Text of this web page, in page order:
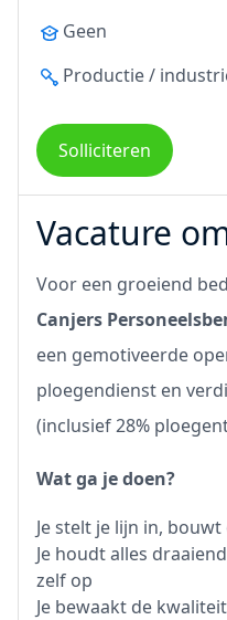
Geen
Productie /
Solliciteren
Vacature
Voor een groeiend
Canjers
een gemotiveerde
ploegendienst en
(inclusief 28%
Wat ga je doen?
Je stelt je lijn in,
Je houdt alles
zelf op
Je bewaakt de